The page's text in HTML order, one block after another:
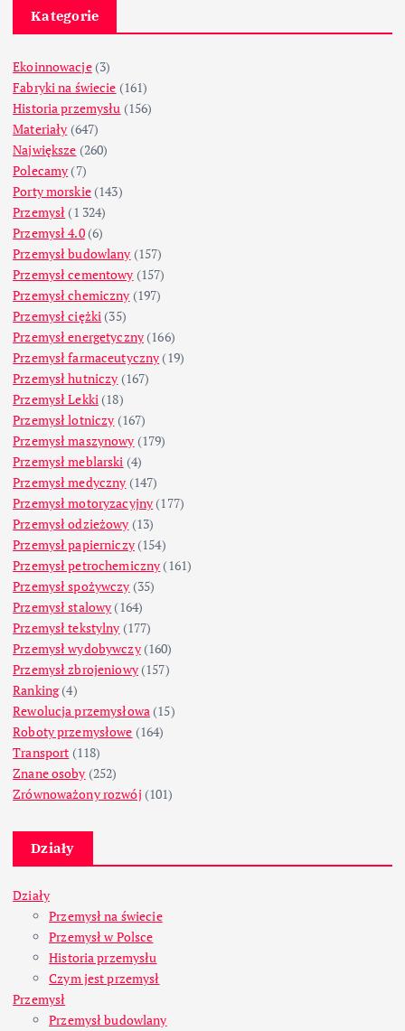
Kategorie
Ekoinnowacje(3)
Fabryki na świecie (161)
Historia przemysłu (156)
Materiały (647)
Największe (260)
Polecamy (7)
Porty morskie(143)
Przemysł (1 324)
Przemysł 4.0(6)
Przemysł budowlany (157)
Przemysł cementowy (157)
Przemysł chemiczny (197)
Przemysł ciężki (35)
Przemysł energetyczny (166)
Przemysł farmaceutyczny (19)
Przemysł hutniczy (167)
Przemysł Lekki (18)
Przemysł lotniczy (167)
Przemysł maszynowy (179)
Przemysł meblarski (4)
Przemysł medyczny (147)
Przemysł motoryzacyjny (177)
Przemysł odzieżowy (13)
Przemysł papierniczy(154)
Przemysł petrochemiczny (161)
Przemysł spożywczy (35)
Przemysł stalowy (164)
Przemysł tekstylny (177)
Przemysł wydobywczy(160)
Przemysł zbrojeniowy(157)
Ranking(4)
Rewolucja przemysłowa (15)
Roboty przemysłowe (164)
Transport (118)
Znane osoby (252)
Zrównoważony rozwój (101)
Działy
Działy
Przemysł na świecie
Przemysł w Polsce
Historia przemysłu
Czym jest przemysł
Przemysł
Przemysł budowlany